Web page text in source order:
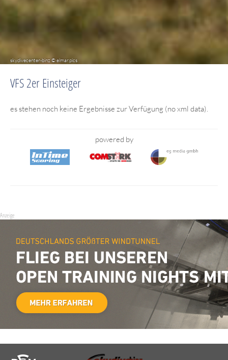
skydivecenter-binz © elmar.pics
VFS 2er Einsteiger
es stehen noch keine Ergebnisse zur Verfügung (no xml data).
powered by
Anzeige